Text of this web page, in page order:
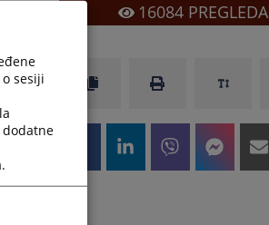
16084PREGLEDA
sesiji